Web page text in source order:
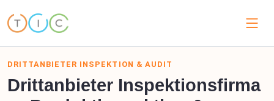
DRITTANBIETER INSPEKTION & AUDIT
Drittanbieter Inspektionsfirma